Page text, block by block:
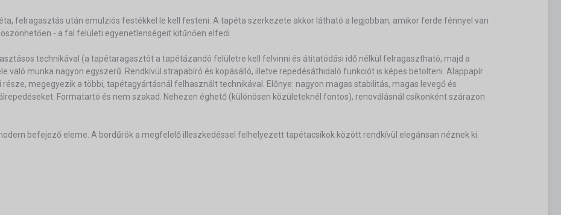
felragasztás után emulziós festékkel le kell festeni. A tapéta szerkezete akkor látható a legjobban, amikor ferde fénnyel van
- a fal felületi egyenetlenségeit kitűnően elfedi.
technikával (a tapétaragasztót a tapétázandó felületre kell felvinni és átitatódási idő nélkül felragasztható, majd a
való munka nagyon egyszerű. Rendkívül strapabíró és kopásálló, illetve repedésáthidaló funkciót is képes betölteni. Alappapír
megegyezik a többi, tapétagyártásnál felhasznált technikával. Előnye: nagyon magas stabilitás, magas levegő és
Formatartó és nem szakad. Nehezen éghető (különösen közületeknél fontos), renoválásnál csíkonként szárazon
befejező eleme. A bordűrök a megfelelő illeszkedéssel felhelyezett tapétacsíkok között rendkívül elegánsan néznek ki.